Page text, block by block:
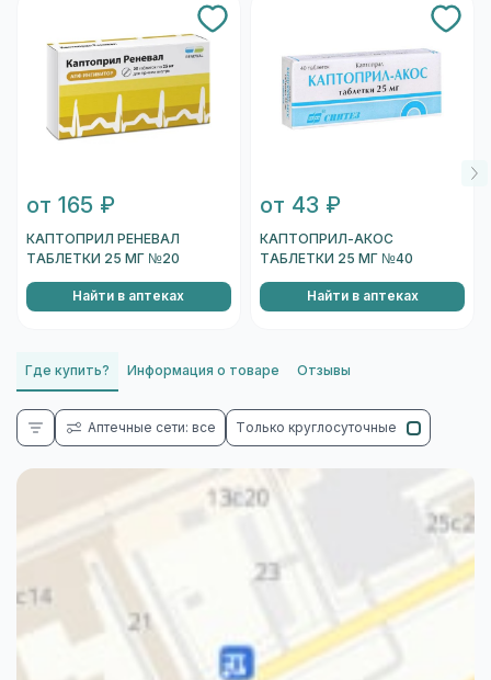
от 165 ₽
КАПТОПРИЛ РЕНЕВАЛ
ТАБЛЕТКИ 25 МГ №20
Найти в аптеках
от 43 ₽
КАПТОПРИЛ-АКОС
ТАБЛЕТКИ 25 МГ №40
Найти в аптеках
Где купить? Информация о товаре Отзывы
Аптечные сети: все Только круглосуточные